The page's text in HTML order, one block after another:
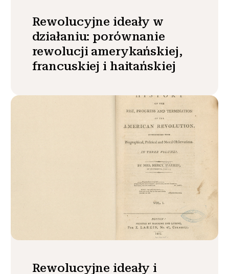
Rewolucyjne ideały w
działaniu: porównanie
rewolucji amerykańskiej,
francuskiej i haitańskiej
Rewolucyjne ideały i